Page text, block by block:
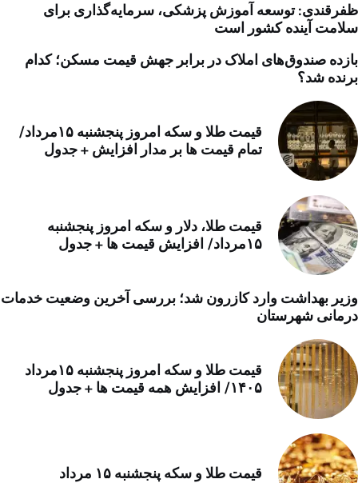
ظفرقندی: توسعه آموزش پزشکی، سرمایه‌گذاری برای
سلامت آینده کشور است
بازده صندوق‌های املاک در برابر جهش قیمت مسکن؛ کدام
برنده شد؟
قیمت طلا و سکه امروز پنجشنبه ۱۵مرداد/
تمام قیمت ها بر مدار افزایش + جدول
قیمت طلا، دلار و سکه امروز پنجشنبه
۱۵مرداد/ افزایش قیمت ها + جدول
وزیر بهداشت وارد کازرون شد؛ بررسی آخرین وضعیت خدمات
درمانی شهرستان
قیمت طلا و سکه امروز پنجشنبه ۱۵مرداد
۱۴۰۵/ افزایش همه قیمت ها + جدول
قیمت طلا و سکه پنجشنبه ۱۵ مرداد